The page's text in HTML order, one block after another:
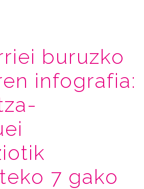
buruzko
infografia:
7 gako